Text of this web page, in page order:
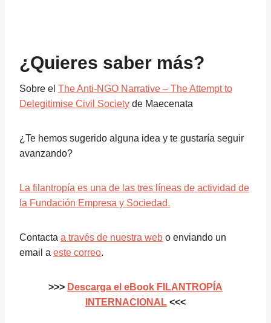
¿Quieres saber más?
Sobre el The Anti-NGO Narrative – The Attempt to
Delegitimise Civil Society de Maecenata
¿Te hemos sugerido alguna idea y te gustaría seguir
avanzando?
La filantropía es una de las tres líneas de actividad de
la Fundación Empresa y Sociedad.
Contacta a través de nuestra web o enviando un
email a este correo.
>>> Descarga el eBook FILANTROPÍA
INTERNACIONAL <<<